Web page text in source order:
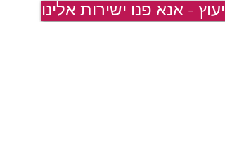
- אנא פנו ישירות אלינו